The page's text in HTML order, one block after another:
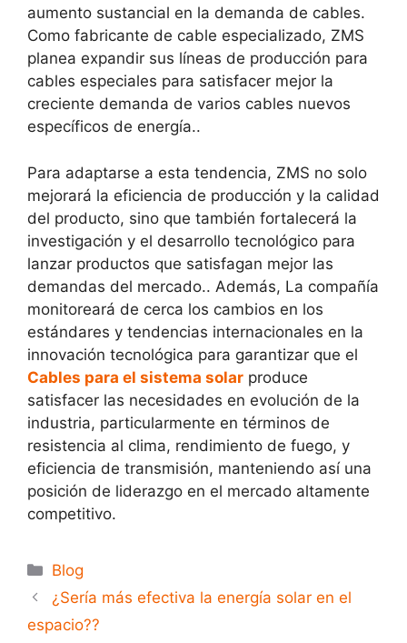
aumento sustancial en la demanda de cables.
Como fabricante de cable especializado, ZMS
planea expandir sus líneas de producción para
cables especiales para satisfacer mejor la
creciente demanda de varios cables nuevos
específicos de energía..
Para adaptarse a esta tendencia, ZMS no solo
mejorará la eficiencia de producción y la calidad
del producto, sino que también fortalecerá la
investigación y el desarrollo tecnológico para
lanzar productos que satisfagan mejor las
demandas del mercado.. Además, La compañía
monitoreará de cerca los cambios en los
estándares y tendencias internacionales en la
innovación tecnológica para garantizar que el
Cables para el sistema solar produce
satisfacer las necesidades en evolución de la
industria, particularmente en términos de
resistencia al clima, rendimiento de fuego, y
eficiencia de transmisión, manteniendo así una
posición de liderazgo en el mercado altamente
competitivo.
Blog
¿Sería más efectiva la energía solar en el
espacio??